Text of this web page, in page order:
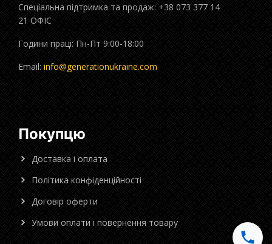
Спеціальна підтримка та продаж: +38 073 377 14
21 ОФІС
Години праці: Пн-Пт 9:00-18:00
Email: info@generationukraine.com
Покупцю
Доставка і оплата
Політика конфіденційності
Договір оферти
Умови оплати і повернення товару